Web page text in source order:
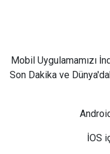
Mobil Uygulamamızı
Son Dakika ve
İOS